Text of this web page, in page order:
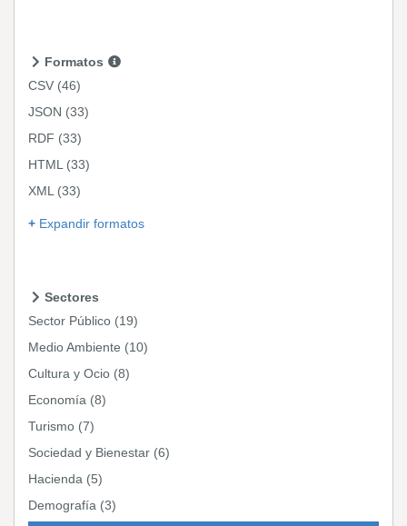
Formatos
CSV (46)
JSON (33)
RDF (33)
HTML (33)
XML (33)
Expandir formatos
Sectores
Sector Público (19)
Medio Ambiente (10)
Cultura y Ocio (8)
Economía (8)
Turismo (7)
Sociedad y Bienestar (6)
Hacienda (5)
Demografía (3)